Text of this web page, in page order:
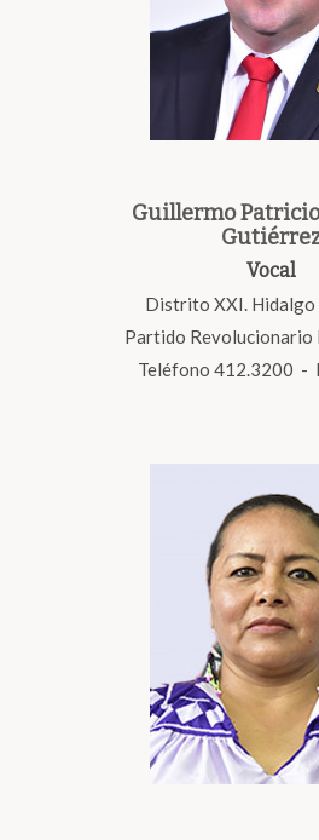
Guillermo
Vocal
Distrito XXI. Hidalgo
Partido Revolucionario
Teléfono 412.3200 -